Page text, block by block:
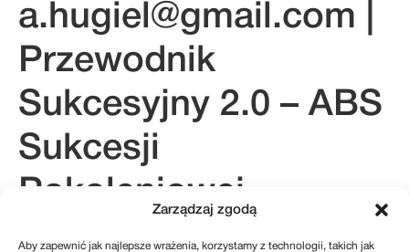
Zarządzaj zgodą
Aby zapewnić jak najlepsze wrażenia, korzystamy z technologii, takich jak
a.hugiel@gmail.com
Przewodnik
Sukcesyjny 2.0 – ABS
Sukcesji
Pokoleniowej